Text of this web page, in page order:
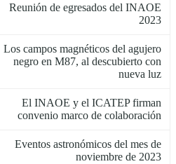
Reunión de egresados del INAOE
2023
Los campos magnéticos del agujero
negro en M87, al descubierto con
nueva luz
El INAOE y el ICATEP firman
convenio marco de colaboración
Eventos astronómicos del mes de
noviembre de 2023